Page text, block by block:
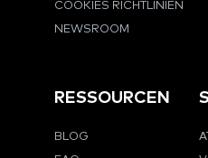
COOKIES RICHTLINIEN
NEWSROOM
RESSOURCEN
BLOG